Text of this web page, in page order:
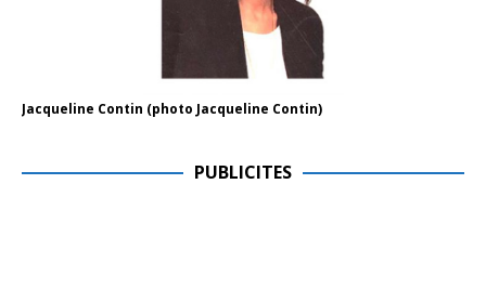
Jacqueline Contin (photo Jacqueline Contin)
PUBLICITES